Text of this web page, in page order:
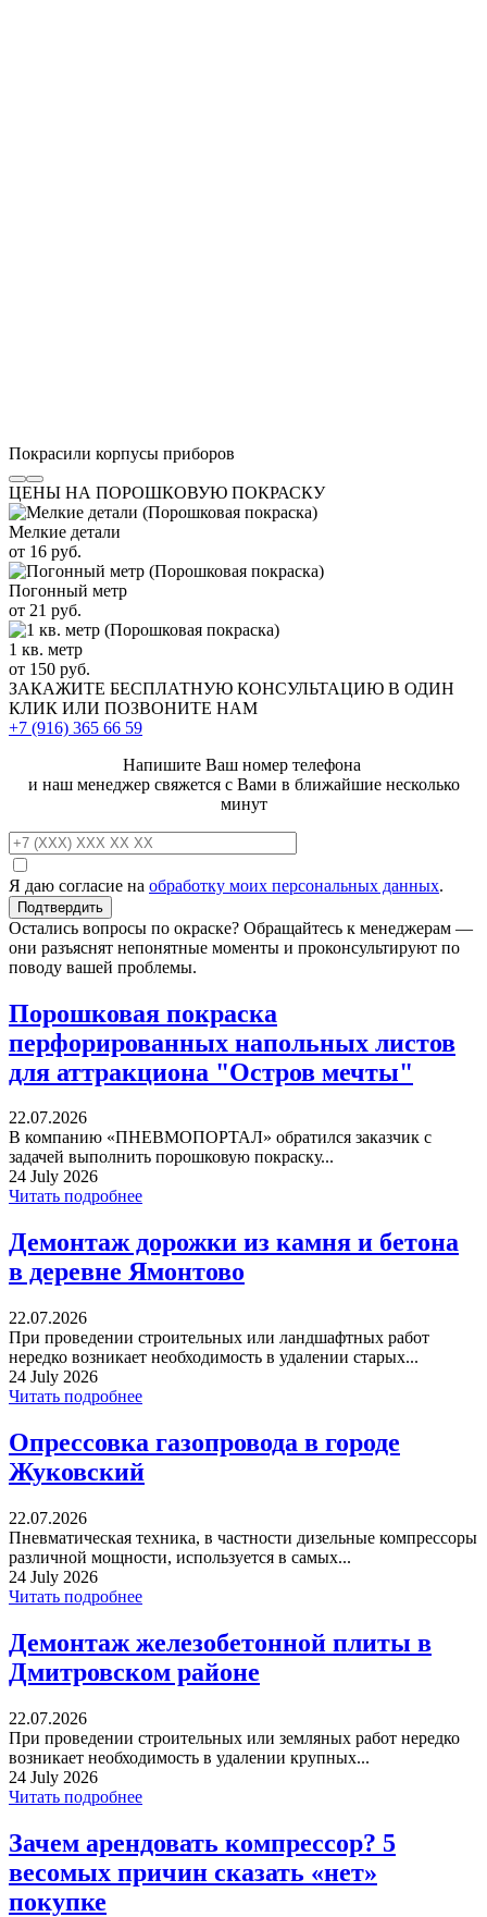
Покрасили корпусы приборов
ЦЕНЫ НА ПОРОШКОВУЮ ПОКРАСКУ
Мелкие детали
от 16 руб.
Погонный метр
от 21 руб.
1 кв. метр
от 150 руб.
ЗАКАЖИТЕ БЕСПЛАТНУЮ КОНСУЛЬТАЦИЮ В ОДИН
КЛИК ИЛИ ПОЗВОНИТЕ НАМ
+7 (916) 365 66 59
Напишите Ваш номер телефона
и наш менеджер свяжется с Вами в ближайшие несколько
минут
Я даю согласие на обработку моих персональных данных.
Остались вопросы по окраске? Обращайтесь к менеджерам —
они разъяснят непонятные моменты и проконсультируют по
поводу вашей проблемы.
Порошковая покраска
перфорированных напольных листов
для аттракциона "Остров мечты"
22.07.2026
В компанию «ПНЕВМОПОРТАЛ» обратился заказчик с
задачей выполнить порошковую покраску...
24 July 2026
Читать подробнее
Демонтаж дорожки из камня и бетона
в деревне Ямонтово
22.07.2026
При проведении строительных или ландшафтных работ
нередко возникает необходимость в удалении старых...
24 July 2026
Читать подробнее
Опрессовка газопровода в городе
Жуковский
22.07.2026
Пневматическая техника, в частности дизельные компрессоры
различной мощности, используется в самых...
24 July 2026
Читать подробнее
Демонтаж железобетонной плиты в
Дмитровском районе
22.07.2026
При проведении строительных или земляных работ нередко
возникает необходимость в удалении крупных...
24 July 2026
Читать подробнее
Зачем арендовать компрессор? 5
весомых причин сказать «нет»
покупке